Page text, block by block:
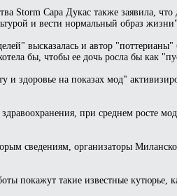
Storm Сара Дукас также заявила,
и вести нормальный образ
высказалась и автор
бы, чтобы ее дочь росла бы как
и здоровье на показах мод"
при среднем росте
сведениям, организаторы
покажут такие известные